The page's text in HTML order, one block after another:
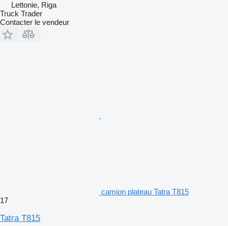
Lettonie, Riga
Truck Trader
Contacter le vendeur
camion plateau Tatra T815
17
Tatra T815